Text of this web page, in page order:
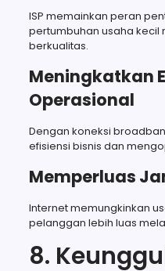
ISP memainkan peran
pertumbuhan usaha kecil
berkualitas.
Meningkatkan
Operasional
Dengan koneksi
efisiensi bisnis dan
Memperluas
Internet memungkinkan
pelanggan lebih luas
8.